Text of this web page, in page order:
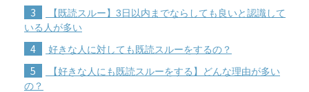
3
【既読スルー】3日以内までならしても良いと認識して
いる人が多い
4 好きな人に対しても既読スルーをするの？
5
【好きな人にも既読スルーをする】どんな理由が多い
の？